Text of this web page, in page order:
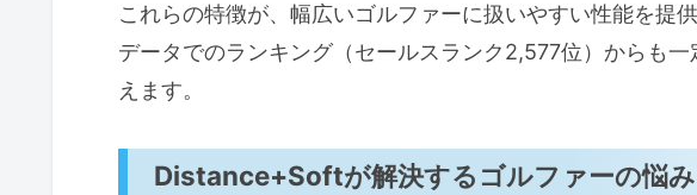
これらの特徴が、幅広いゴルファーに扱いやすい性能を提
データでのランキング（セールスランク2,577位）からも
えます。
Distance+Softが解決するゴルファーの悩み